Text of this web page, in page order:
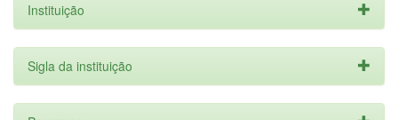
Instituição
Sigla da instituição